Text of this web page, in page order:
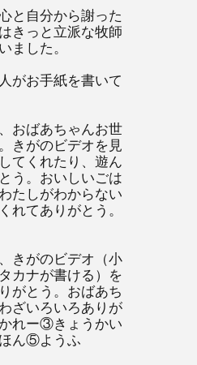
と自分から謝った
きっと立派な牧師
ました。
がお手紙を書いて
おばあちゃんお世
きがのビデオを見
てくれたり、遊ん
う。おいしいごは
たしがわからない
れてありがとう。
きがのビデオ（小
カナが書ける）を
がとう。おばあち
ざいろいろありが
れー③きょうかい
ん⑤ようふ